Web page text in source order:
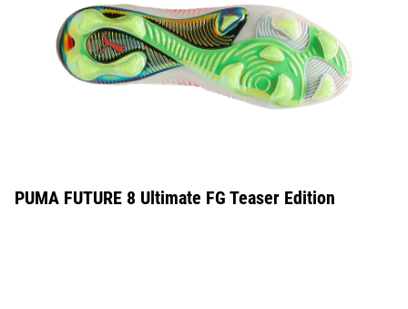
PUMA FUTURE 8 Ultimate FG Teaser Edition